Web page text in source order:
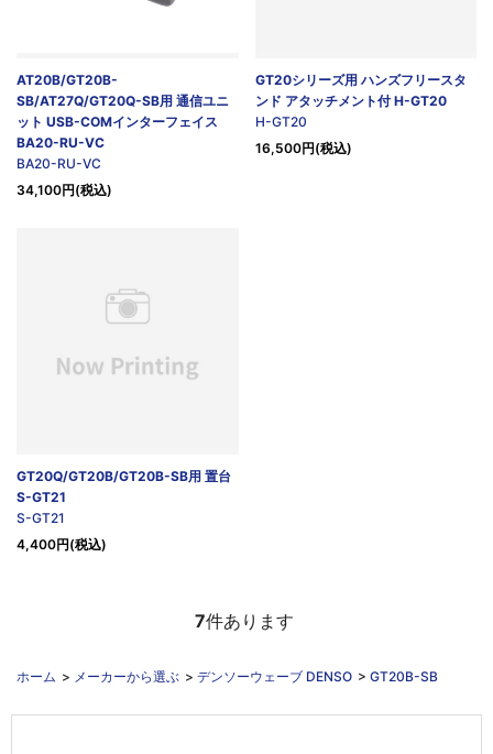
AT20B/GT20B-
SB/AT27Q/GT20Q-SB用 通信ユニ
ット USB-COMインターフェイス
BA20-RU-VC
BA20-RU-VC
34,100円(税込)
GT20シリーズ用 ハンズフリースタ
ンド アタッチメント付 H-GT20
H-GT20
16,500円(税込)
GT20Q/GT20B/GT20B-SB用 置台
S-GT21
S-GT21
4,400円(税込)
7件あります
ホーム > メーカーから選ぶ > デンソーウェーブ DENSO > GT20B-SB